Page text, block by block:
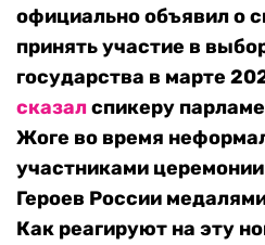
официально объявил о
принять участие в
государства в марте
сказалспикеру
Жоге во время
участниками
Героев России
Как реагируют на эту